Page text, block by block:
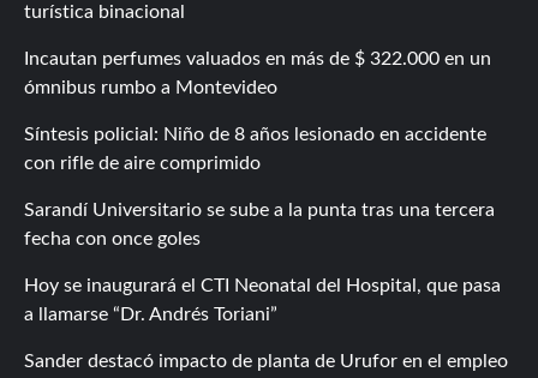
turística binacional
Incautan perfumes valuados en más de $ 322.000 en un
ómnibus rumbo a Montevideo
Síntesis policial: Niño de 8 años lesionado en accidente
con rifle de aire comprimido
Sarandí Universitario se sube a la punta tras una tercera
fecha con once goles
Hoy se inaugurará el CTI Neonatal del Hospital, que pasa
a llamarse “Dr. Andrés Toriani”
Sander destacó impacto de planta de Urufor en el empleo